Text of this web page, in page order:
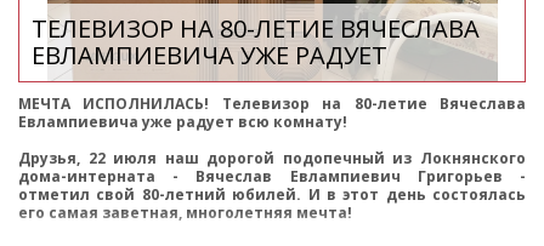
ТЕЛЕВИЗОР НА 80-ЛЕТИЕ ВЯЧЕСЛАВА
ЕВЛАМПИЕВИЧА УЖЕ РАДУЕТ
МЕЧТА ИСПОЛНИЛАСЬ! Телевизор на 80-летие Вячеслава
Евлампиевича уже радует всю комнату!
Друзья, 22 июля наш дорогой подопечный из Локнянского
дома-интерната - Вячеслав Евлампиевич Григорьев -
отметил свой 80-летний юбилей. И в этот день состоялась
его самая заветная, многолетняя мечта!